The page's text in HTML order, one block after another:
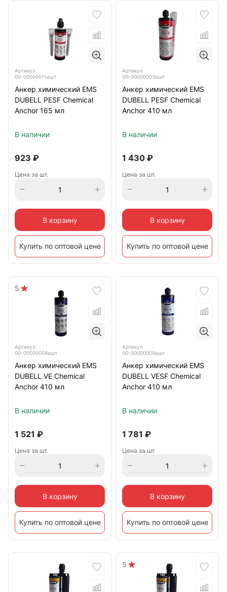
Артикул
00-00000011ашт
Анкер химический EMS
DUBELL PESF Chemical
Anchor 165 мл
В наличии
923 ₽
Цена за шт.
В корзину
Купить по оптовой цене
Артикул
00-00000003ашт
Анкер химический EMS
DUBELL PESF Chemical
Anchor 410 мл
В наличии
1 430 ₽
Цена за шт.
В корзину
Купить по оптовой цене
5
Артикул
00-00000004ашт
Анкер химический EMS
DUBELL VE Chemical
Anchor 410 мл
В наличии
1 521 ₽
Цена за шт.
В корзину
Купить по оптовой цене
Артикул
00-00000009ашт
Анкер химический EMS
DUBELL VESF Сhemical
Anchor 410 мл
В наличии
1 781 ₽
Цена за шт.
В корзину
Купить по оптовой цене
5